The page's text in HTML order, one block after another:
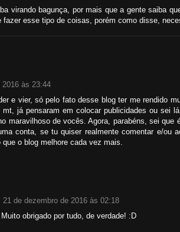
virando bagunça, por mais que a gente saiba
fazer esse tipo de coisas, porém como disse,
às 23:44
e vier, só pelo fato desse blog ter me rendido
já pensaram em colocar publicidades ou sei
maravilhoso de vocês. Agora, parabéns, sei
conta, se tu quiser realmente comentar e/ou
o blog melhore cada vez mais.
21 de dezembro de 2016 às 02:18
obrigado por tudo, de verdade! :D